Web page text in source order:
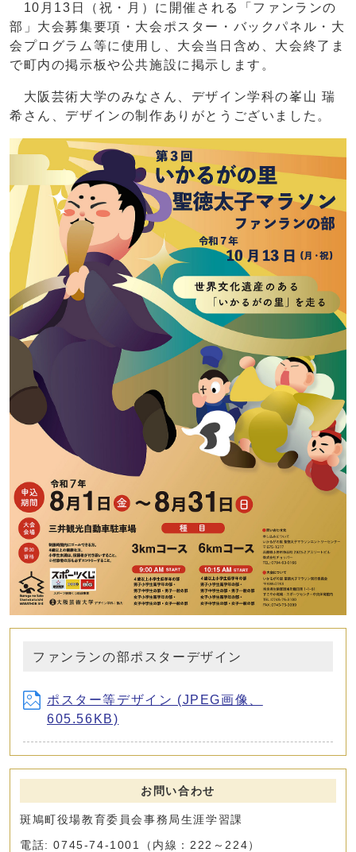
10月13日（祝・月）に開催される「ファンランの
部」大会募集要項・大会ポスター・バックパネル・大
会プログラム等に使用し、大会当日含め、大会終了ま
で町内の掲示板や公共施設に掲示します。
大阪芸術大学のみなさん、デザイン学科の峯山 瑞
希さん、デザインの制作ありがとうございました。
ファンランの部ポスターデザイン
ポスター等デザイン (JPEG画像、
605.56KB)
お問い合わせ
斑鳩町役場教育委員会事務局生涯学習課
電話: 0745-74-1001（内線：222～224）